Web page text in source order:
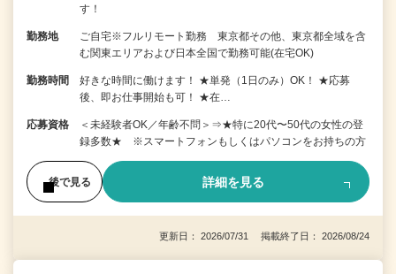
す！
勤務地
ご自宅※フルリモート勤務 東京都その他、東京都全域を含
む関東エリアおよび日本全国で勤務可能(在宅OK)
勤務時間
好きな時間に働けます！ ★単発（1日のみ）OK！ ★応募
後、即お仕事開始も可！ ★在…
応募資格
＜未経験者OK／年齢不問＞⇒★特に20代〜50代の女性の登
録多数★ ※スマートフォンもしくはパソコンをお持ちの方
後で見る 詳細を見る
更新日： 2026/07/31 掲載終了日： 2026/08/24